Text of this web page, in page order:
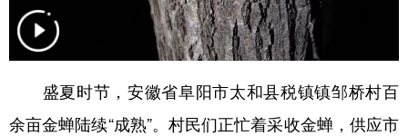
食品 人居 信息化
学术中国 乡村振兴 银龄 溯源中国
城市 旅游 能源 会展
盛夏时节，安徽省阜阳市太和县税镇镇邹桥村百
余亩金蝉陆续“成熟”。村民们正忙着采收金蝉，供应市